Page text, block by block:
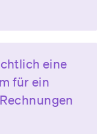
eine
für ein